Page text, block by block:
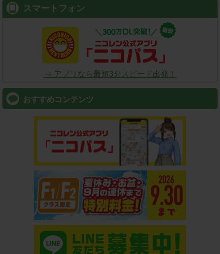
スマートフォン
⇒ アプリなら最短3分スピード出発！
おすすめコンテンツ